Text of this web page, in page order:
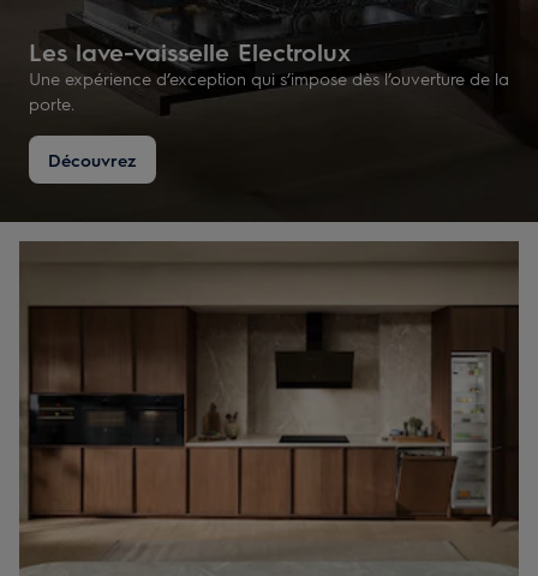
Les lave-vaisselle Electrolux
Une expérience d’exception qui s’impose dès l’ouverture de la
porte.
Découvrez